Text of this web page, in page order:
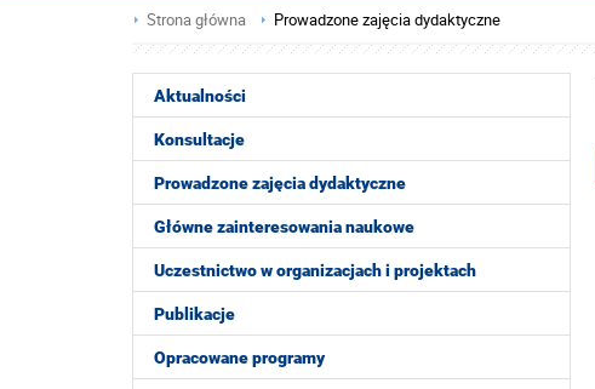
Strona główna Prowadzone zajęcia dydaktyczne
Aktualności
Konsultacje
Prowadzone zajęcia dydaktyczne
Główne zainteresowania naukowe
Uczestnictwo w organizacjach i projektach
Publikacje
Opracowane programy